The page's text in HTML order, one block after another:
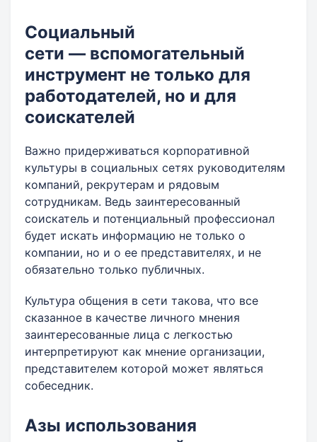
Социальный
сети — вспомогательный
инструмент не только для
работодателей, но и для
соискателей
Важно придерживаться корпоративной
культуры в социальных сетях руководителям
компаний, рекрутерам и рядовым
сотрудникам. Ведь заинтересованный
соискатель и потенциальный профессионал
будет искать информацию не только о
компании, но и о ее представителях, и не
обязательно только публичных.
Культура общения в сети такова, что все
сказанное в качестве личного мнения
заинтересованные лица с легкостью
интерпретируют как мнение организации,
представителем которой может являться
собеседник.
Азы использования